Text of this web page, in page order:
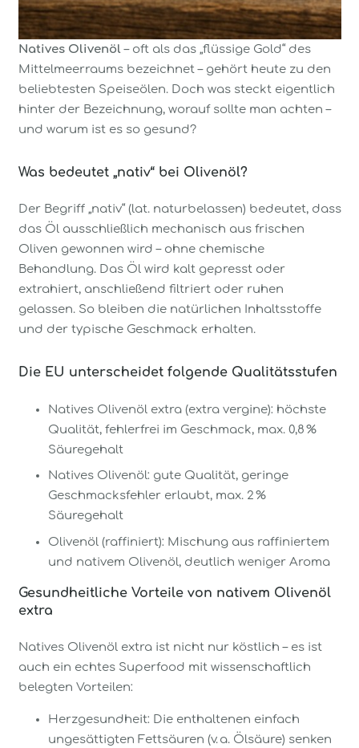
Natives Olivenöl– oft als das „flüssige Gold“ des
Mittelmeerraums bezeichnet – gehört heute zu den
beliebtesten Speiseölen. Doch was steckt eigentlich
hinter der Bezeichnung, worauf sollte man achten –
und warum ist es so gesund?
Was bedeutet „nativ“ bei Olivenöl?
Der Begriff „nativ“ (lat. naturbelassen) bedeutet, dass
das Öl ausschließlich mechanisch aus frischen
Oliven gewonnen wird – ohne chemische
Behandlung. Das Öl wird kalt gepresst oder
extrahiert, anschließend filtriert oder ruhen
gelassen. So bleiben die natürlichen Inhaltsstoffe
und der typische Geschmack erhalten.
Die EU unterscheidet folgende Qualitätsstufen
Natives Olivenöl extra (extra vergine): höchste
Qualität, fehlerfrei im Geschmack, max. 0,8 %
Säuregehalt
Natives Olivenöl: gute Qualität, geringe
Geschmacksfehler erlaubt, max. 2 %
Säuregehalt
Olivenöl (raffiniert): Mischung aus raffiniertem
und nativem Olivenöl, deutlich weniger Aroma
Gesundheitliche Vorteile von nativem Olivenöl
extra
Natives Olivenöl extra ist nicht nur köstlich – es ist
auch ein echtes Superfood mit wissenschaftlich
belegten Vorteilen:
Herzgesundheit: Die enthaltenen einfach
ungesättigten Fettsäuren (v. a. Ölsäure) senken